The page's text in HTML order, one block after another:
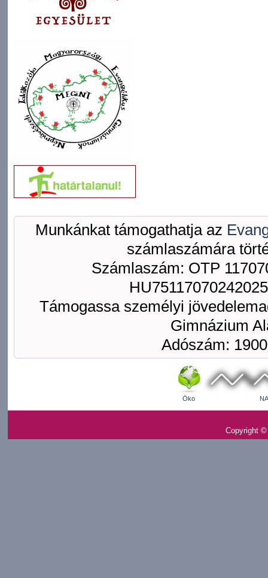
Munkánkat támogathatja az
számlaszámára
Számlaszám: OTP
Támogassa személyi
Gimnázium
Adószám:
Öko
Copyright